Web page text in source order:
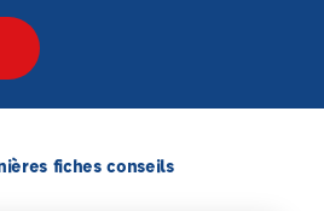
fiches conseils